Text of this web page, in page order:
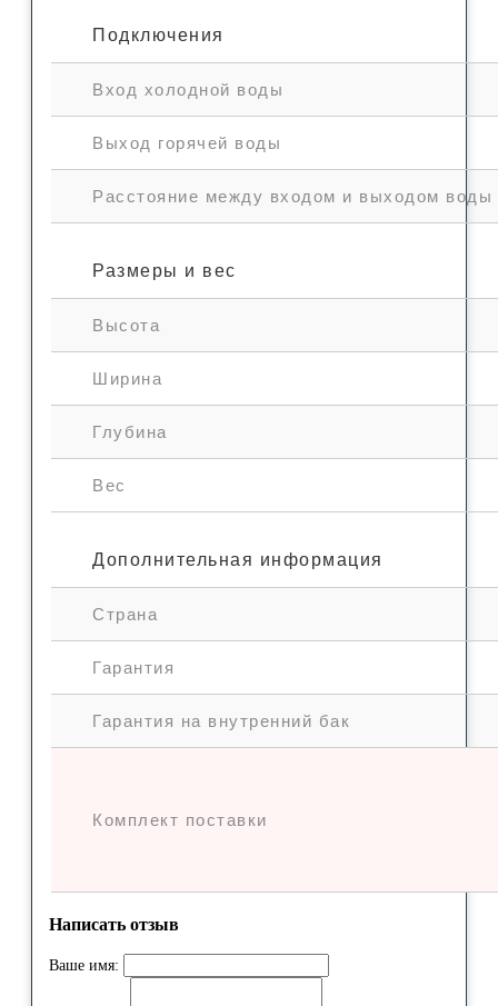
Подключения
Вход холодной воды
Выход горячей воды
Расстояние между входом и выходом воды
Размеры и вес
Высота
Ширина
Глубина
Вес
Дополнительная информация
Страна
Гарантия
Гарантия на внутренний бак
Комплект поставки
Написать отзыв
Ваше имя: